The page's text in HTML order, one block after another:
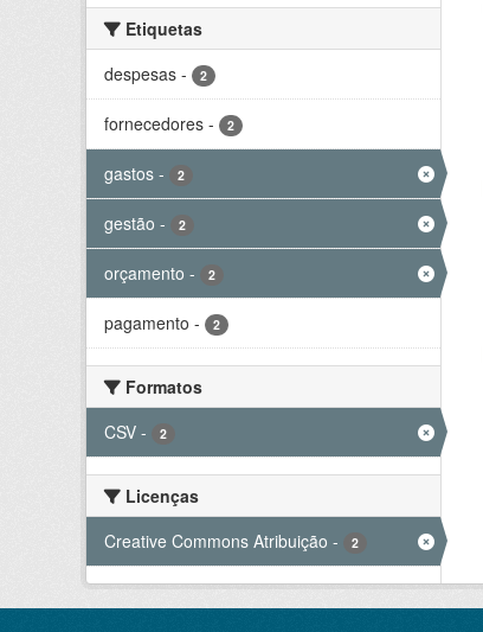
Etiquetas
despesas - 2
fornecedores - 2
gastos - 2
gestão - 2
orçamento - 2
pagamento - 2
Formatos
CSV - 2
Licenças
Creative Commons Atribuição - 2